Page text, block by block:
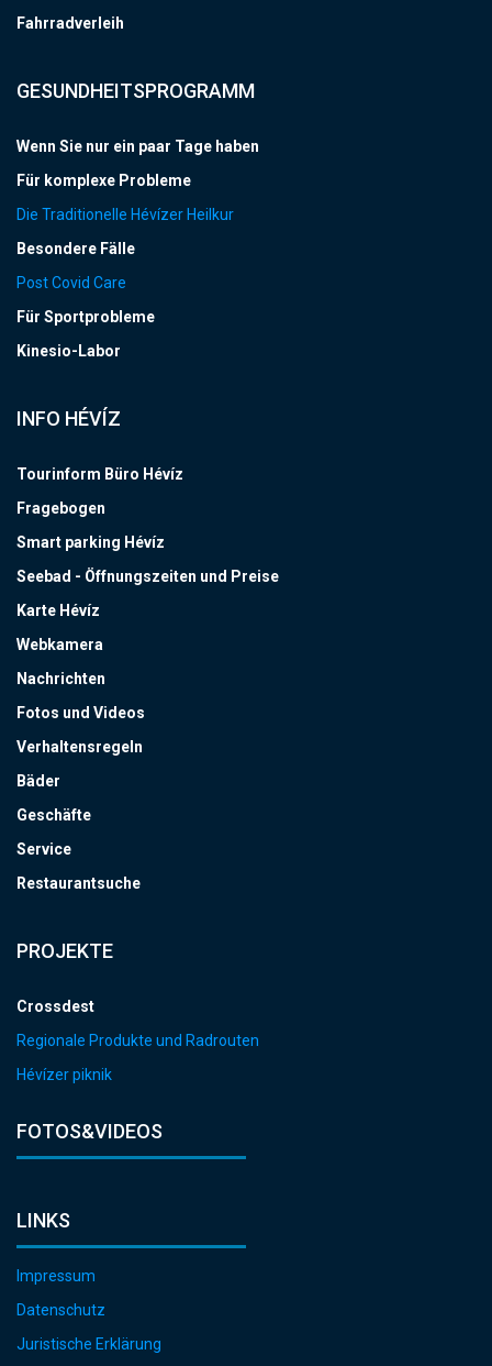
Fahrradverleih
GESUNDHEITSPROGRAMM
Wenn Sie nur ein paar Tage haben
Für komplexe Probleme
Die Traditionelle Hévízer Heilkur
Besondere Fälle
Post Covid Care
Für Sportprobleme
Kinesio-Labor
INFO HÉVÍZ
Tourinform Büro Hévíz
Fragebogen
Smart parking Hévíz
Seebad - Öffnungszeiten und Preise
Karte Hévíz
Webkamera
Nachrichten
Fotos und Videos
Verhaltensregeln
Bäder
Geschäfte
Service
Restaurantsuche
PROJEKTE
Crossdest
Regionale Produkte und Radrouten
Hévízer piknik
FOTOS&VIDEOS
LINKS
Impressum
Datenschutz
Juristische Erklärung